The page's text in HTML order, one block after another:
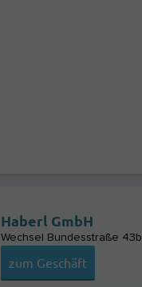
Haberl GmbH
Wechsel Bundesstraße 43b
zum Geschäft